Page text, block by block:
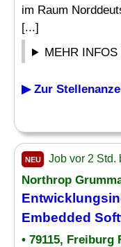
im Raum
[...]
MEHR
▶ Zur
NEU Job vor 2 Std.
Northrop
Embedded
• 79115,